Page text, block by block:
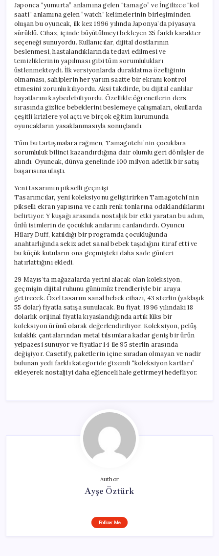
Japonca “yumurta” anlamına gelen “tamago” ve İngilizce “kol
saati” anlamına gelen “watch” kelimelerinin birleşiminden
oluşan bu oyuncak, ilk kez 1996 yılında Japonya’da piyasaya
sürüldü. Cihaz, içinde büyütülmeyi bekleyen 35 farklı karakter
seçeneği sunuyordu. Kullanıcılar, dijital dostlarının
beslenmesi, hastalandıklarında tedavi edilmesi ve
temizliklerinin yapılması gibi tüm sorumlulukları
üstlenmekteydi. İlk versiyonlarda duraklatma özelliğinin
olmaması, sahiplerin her yarım saatte bir ekranı kontrol
etmesini zorunlu kılıyordu. Aksi takdirde, bu dijital canlılar
hayatlarını kaybedebiliyordu. Özellikle öğrencilerin ders
sırasında gizlice bebeklerini beslemeye çalışmaları, okullarda
çeşitli krizlere yol açtı ve birçok eğitim kurumunda
oyuncakların yasaklanmasıyla sonuçlandı.
Tüm bu tartışmalara rağmen, Tamagotchi’nin çocuklara
sorumluluk bilinci kazandırdığına dair olumlu geri dönüşler de
alındı. Oyuncak, dünya genelinde 100 milyon adetlik bir satış
başarısına ulaştı.
Yeni tasarımın pikselli geçmişi
Tasarımcılar, yeni koleksiyonu geliştirirken Tamagotchi’nin
pikselli ekran yapısına ve canlı renk tonlarına odaklandıklarını
belirtiyor. Y kuşağı arasında nostaljik bir etki yaratan bu adım,
ünlü isimlerin de çocukluk anılarını canlandırdı. Oyuncu
Hilary Duff, katıldığı bir programda çocukluğunda
anahtarlığında sekiz adet sanal bebek taşıdığını itiraf etti ve
bu küçük kutuların ona geçmişteki daha sade günleri
hatırlattığını ekledi.
29 Mayıs’ta mağazalarda yerini alacak olan koleksiyon,
geçmişin dijital ruhunu günümüz trendleriyle bir araya
getirecek. Özel tasarım sanal bebek cihazı, 43 sterlin (yaklaşık
55 dolar) fiyatla satışa sunulacak. Bu fiyat, 1996 yılındaki 18
dolarlık orijinal fiyatla kıyaslandığında artık lüks bir
koleksiyon ürünü olarak değerlendiriliyor. Koleksiyon, pelüş
kulaklık çantalarından metal tılsımlara kadar geniş bir ürün
yelpazesi sunuyor ve fiyatlar 14 ile 95 sterlin arasında
değişiyor. Casetify, paketlerin içine sıradan olmayan ve nadir
bulunan yedi farklı kategoride gizemli “koleksiyon kartları”
ekleyerek nostaljiyi daha eğlenceli hale getirmeyi hedefliyor.
Author
Ayşe Öztürk
Follow Me